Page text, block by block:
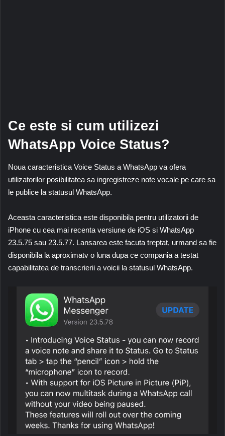
Ce este si cum utilizezi
WhatsApp Voice Status?
Noua caracteristica Voice Status a WhatsApp va ofera
utilizatorilor posibilitatea sa ingregistreze note vocale pe care sa
le publice la statusul WhatsApp.
Aceasta caracteristica este disponibila pentru utilizatorii de
iPhone cu cea mai recenta versiune de iOS si WhatsApp
23.5.75 sau 23.5.77. Lansarea este facuta treptat, urmand sa fie
disponibila la aproximatv o luna dupa ce compania a testat
capabilitatea de transcrierii a voicii la statusul WhatsApp.